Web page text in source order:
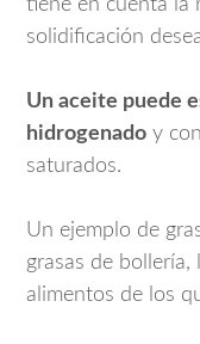
tiene en cuenta la
solidificación
Un aceite puede
hidrogenado y
saturados.
Un ejemplo de
grasas de
alimentos de los